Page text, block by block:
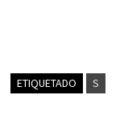
ETIQUETADO S